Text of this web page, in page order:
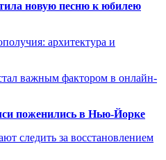
новую песню к юбилею
архитектура и
важным фактором в онлайн-
поженились в Нью-Йорке
следить за восстановлением